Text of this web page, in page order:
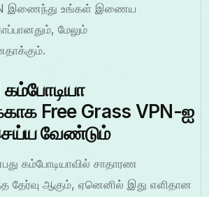
இணைந்து உங்கள் இணைய
மேலும்
Free Grass VPN-ஐ
வேண்டும்
கம்போடியாவில் சாதாரண
தேர்வு ஆகும், ஏனெனில் இது எளிதான